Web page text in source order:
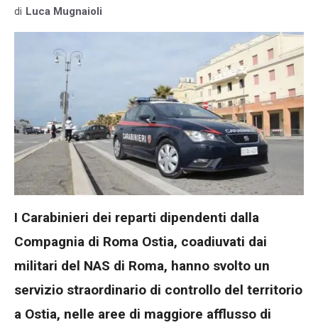
di Luca Mugnaioli
I Carabinieri dei reparti dipendenti dalla
Compagnia di Roma Ostia, coadiuvati dai
militari del NAS di Roma, hanno svolto un
servizio straordinario di controllo del territorio
a Ostia, nelle aree di maggiore afflusso di